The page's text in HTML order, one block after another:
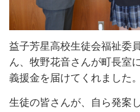
益子芳星高校生徒会福祉委
ん、牧野花音さんが町長室
義援金を届けてくれました。
生徒の皆さんが、自ら発案